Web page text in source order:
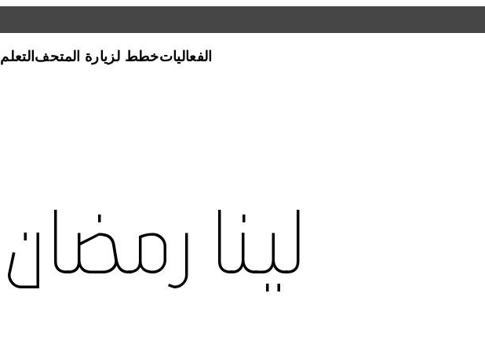
الفعالياتخطط لزيارة المتحفالتعلم
لينا رمضان